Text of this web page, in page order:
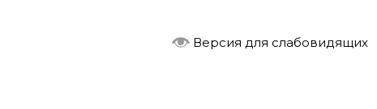
Версия для слабовидящих